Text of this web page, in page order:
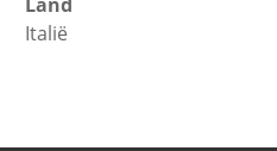
Italië